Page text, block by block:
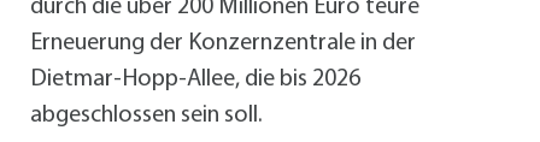
durch die über 200 Millionen Euro teure
Erneuerung der Konzernzentrale in der
Dietmar-Hopp-Allee, die bis 2026
abgeschlossen sein soll.